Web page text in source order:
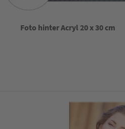
Foto hinter Acryl 20 x 30 cm